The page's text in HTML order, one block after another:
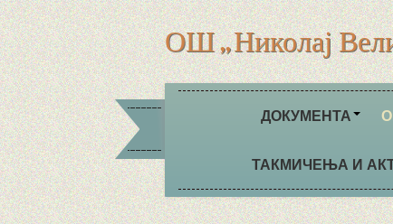
ОШ „Николај
ДОКУМЕНТА
ТАКМИЧЕЊА И